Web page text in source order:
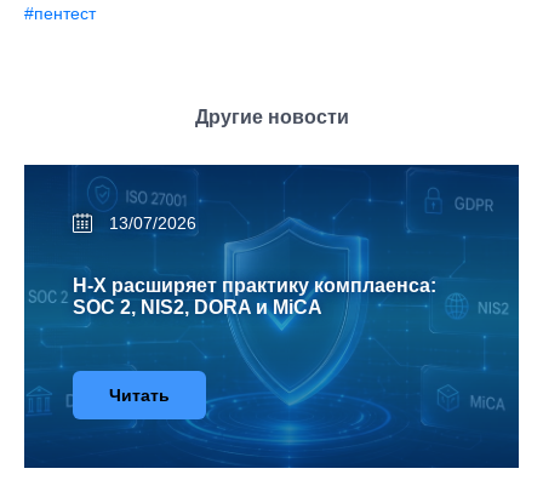
#пентест
Другие новости
13/07/2026
H-X расширяет практику комплаенса:
SOC 2, NIS2, DORA и MiCA
Читать